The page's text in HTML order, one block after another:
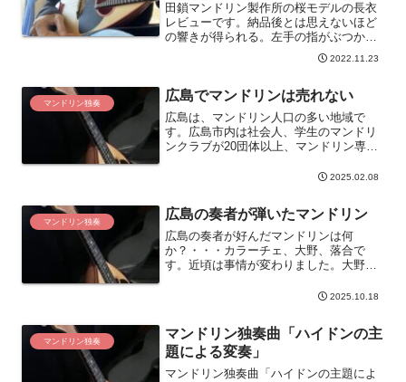
田鎖マンドリン製作所の桜モデルの長衣
レビューです。納品後とは思えないほど
の響きが得られる。左手の指がぶつから
ない。弦高が少しけど弾きやすい。マン
ドリン独奏によく合うマンドリンでし
2022.11.23
マンドリン独奏 広島でマンドリンは売れない
広島は、マンドリン人口の多い地域で
す。広島市内は社会人、学生のマンドリ
ンクラブが20団体以上、マンドリン専門
マンドリンを取り扱う楽器店は減少して
ました。マンドリン奏者は多くいます
が・・・現状を書きました。
2025.02.08
マンドリン独奏 広島の奏者が弾いたマンドリン
広島の奏者が好んだマンドリンは何
か？・・・カラーチェ、大野、落合で
す。近頃は事情が変わりました。大野は
店が閉店、ネットで購入する奏者が増加
2025.10.18
マンドリン独奏
マンドリン独奏曲「ハイドンの主
題による変奏」
マンドリン独奏曲「ハイドンの主題によ